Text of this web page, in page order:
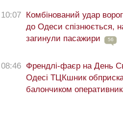
10:07 Комбінований удар
до Одеси спізнюється,
загинули пасажири
56
08:46 Френдлі-фаєр на День
Одесі ТЦКшник
балончиком